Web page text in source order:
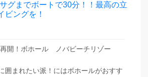
グまでボートで30分！！最高の立
ビングを！
開！ボホール ノバビーチリゾー
囲まれたい派！にはボホールがおすす